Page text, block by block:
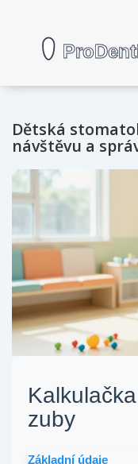
Dětská
návštěvu a
zuby
Základní údaje